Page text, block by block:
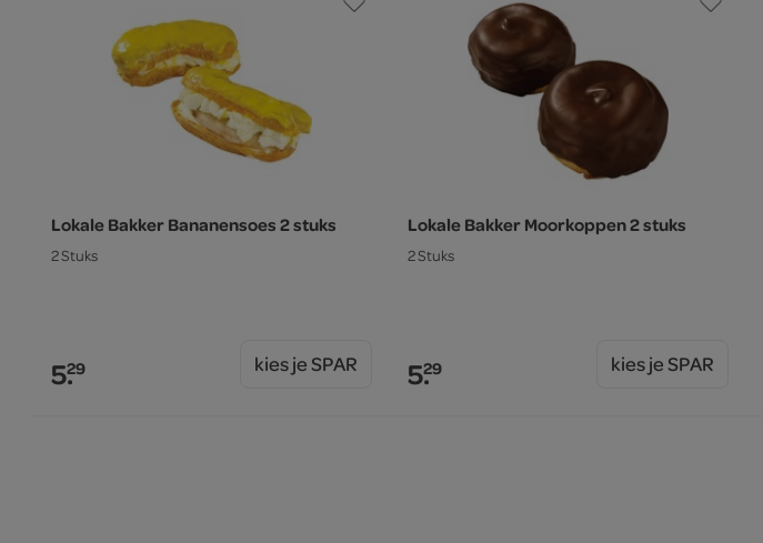
Lokale Bakker Bananensoes 2 stuks
2 Stuks
5.29 kies je SPAR
Lokale Bakker Moorkoppen 2 stuks
2 Stuks
5.29 kies je SPAR